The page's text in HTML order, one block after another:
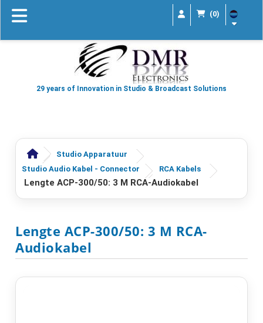
(0)
29 years of Innovation in Studio & Broadcast Solutions
Studio Apparatuur
Studio Audio Kabel - Connector
RCA Kabels
Lengte ACP-300/50: 3 M RCA-Audiokabel
Lengte ACP-300/50: 3 M RCA-
Audiokabel